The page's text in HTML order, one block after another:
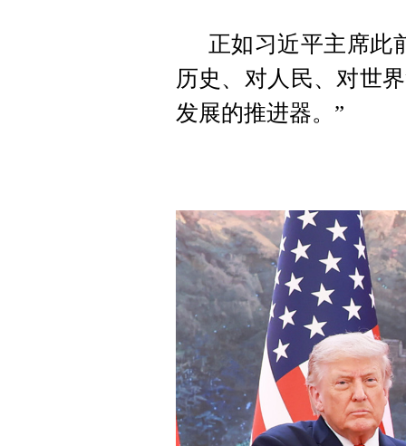
正如习近平主席此
历史、对人民、对世
发展的推进器。”